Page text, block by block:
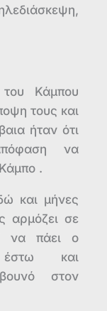
Κάμπου
τους και
ήταν ότι
να
.
και μήνες
αρμόζει σε
να πάει ο
και
στον